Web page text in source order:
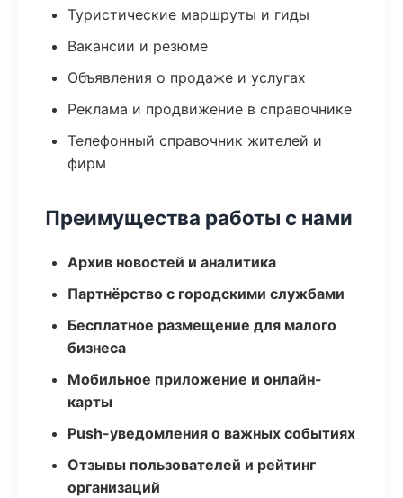
Туристические маршруты и гиды
Вакансии и резюме
Объявления о продаже и услугах
Реклама и продвижение в справочнике
Телефонный справочник жителей и
фирм
Преимущества работы с нами
Архив новостей и аналитика
Партнёрство с городскими службами
Бесплатное размещение для малого
бизнеса
Мобильное приложение и онлайн-
карты
Push-уведомления о важных событиях
Отзывы пользователей и рейтинг
организаций